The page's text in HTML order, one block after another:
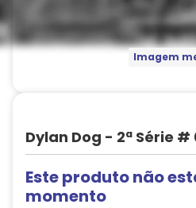
Imagem
Dylan Dog - 2ª Série #
Este produto não
momento